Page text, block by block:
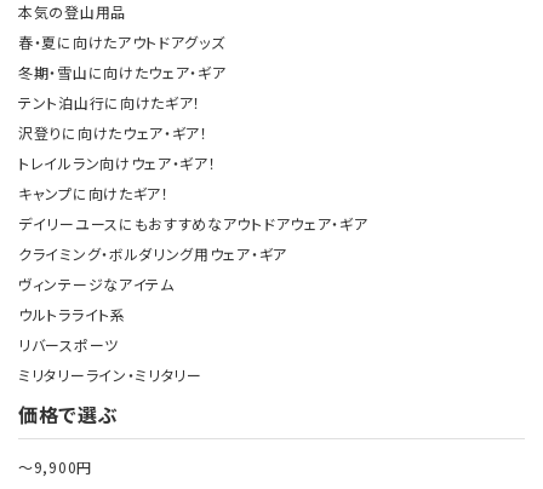
本気の登山用品
春・夏に向けたアウトドアグッズ
冬期・雪山に向けたウェア・ギア
テント泊山行に向けたギア！
沢登りに向けたウェア・ギア！
トレイルラン向けウェア・ギア！
キャンプに向けたギア！
デイリーユースにもおすすめなアウトドアウェア・ギア
クライミング・ボルダリング用ウェア・ギア
ヴィンテージなアイテム
ウルトラライト系
リバースポーツ
ミリタリーライン・ミリタリー
価格で選ぶ
～9,900円